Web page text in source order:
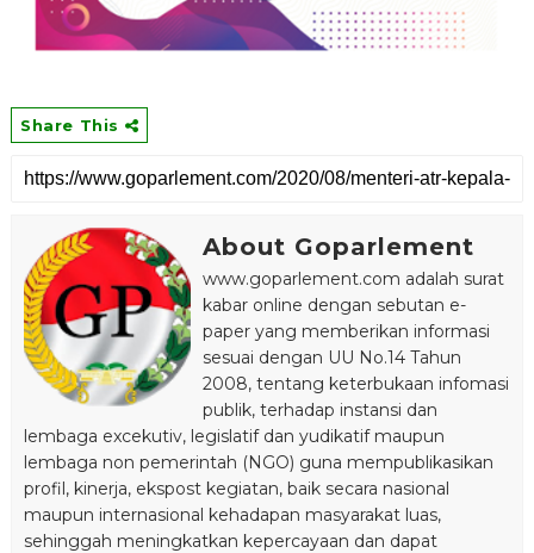
Share This
About Goparlement
www.goparlement.com adalah surat
kabar online dengan sebutan e-
paper yang memberikan informasi
sesuai dengan UU No.14 Tahun
2008, tentang keterbukaan infomasi
publik, terhadap instansi dan
lembaga excekutiv, legislatif dan yudikatif maupun
lembaga non pemerintah (NGO) guna mempublikasikan
profil, kinerja, ekspost kegiatan, baik secara nasional
maupun internasional kehadapan masyarakat luas,
sehinggah meningkatkan kepercayaan dan dapat